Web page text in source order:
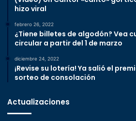
hizo viral
febrero 26, 2022
¿Tiene billetes de algodón? Vea
circular a partir del 1 de marzo
diciembre 24, 2022
¡Revise su lotería! Ya salió el
sorteo de consolación
Actualizaciones